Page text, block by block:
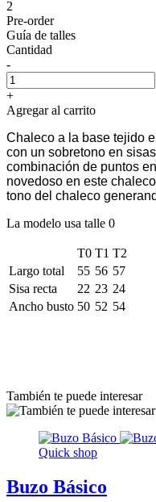
2
Pre-order
Guía de talles
Cantidad
-
+
Agregar al carrito
Chaleco a la base tejido
con un sobretono en
combinación de puntos
novedoso en este
tono del chaleco
La modelo usa talle 0
T0 T1 T2
Largo total
55 56 57
Sisa recta
22 23 24
Ancho busto 50 52 54
También te puede interesar
Quick shop
Buzo Básico